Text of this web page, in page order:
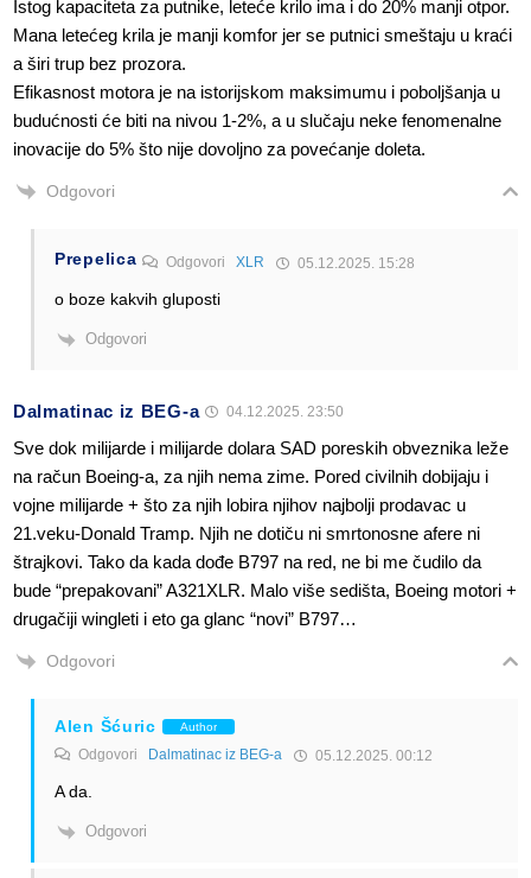
Istog kapaciteta za putnike, leteće krilo ima i do 20% manji otpor.
Mana letećeg krila je manji komfor jer se putnici smeštaju u kraći
a širi trup bez prozora.
Efikasnost motora je na istorijskom maksimumu i poboljšanja u
budućnosti će biti na nivou 1-2%, a u slučaju neke fenomenalne
inovacije do 5% što nije dovoljno za povećanje doleta.
Odgovori
Prepelica OdgovoriXLR 05.12.2025. 15:28
o boze kakvih gluposti
Odgovori
Dalmatinac iz BEG-a 04.12.2025. 23:50
Sve dok milijarde i milijarde dolara SAD poreskih obveznika leže
na račun Boeing-a, za njih nema zime. Pored civilnih dobijaju i
vojne milijarde + što za njih lobira njihov najbolji prodavac u
21.veku-Donald Tramp. Njih ne dotiču ni smrtonosne afere ni
štrajkovi. Tako da kada dođe B797 na red, ne bi me čudilo da
bude “prepakovani” A321XLR. Malo više sedišta, Boeing motori +
drugačiji wingleti i eto ga glanc “novi” B797…
Odgovori
Alen Šćuric Author
Odgovori Dalmatinac iz BEG-a 05.12.2025. 00:12
A da.
Odgovori